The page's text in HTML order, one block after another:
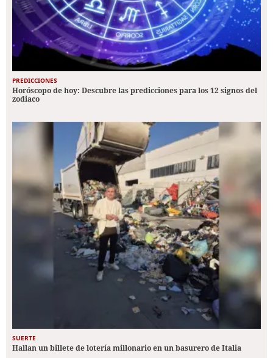
PREDICCIONES
Horóscopo de hoy: Descubre las predicciones para los 12 signos del
zodiaco
SUERTE
Hallan un billete de lotería millonario en un basurero de Italia